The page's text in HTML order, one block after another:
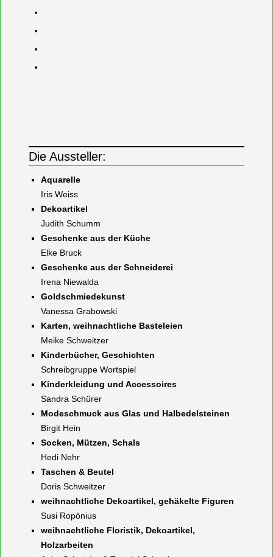
Die Aussteller:
Aquarelle
Iris Weiss
Dekoartikel
Judith Schumm
Geschenke aus der Küche
Elke Bruck
Geschenke aus der Schneiderei
Irena Niewalda
Goldschmiedekunst
Vanessa Grabowski
Karten, weihnachtliche Basteleien
Meike Schweitzer
Kinderbücher, Geschichten
Schreibgruppe Wortspiel
Kinderkleidung und Accessoires
Sandra Schürer
Modeschmuck aus Glas und Halbedelsteinen
Birgit Hein
Socken, Mützen, Schals
Hedi Nehr
Taschen & Beutel
Doris Schweitzer
weihnachtliche Dekoartikel, gehäkelte Figuren
Susi Ropönius
weihnachtliche Floristik, Dekoartikel,
Holzarbeiten